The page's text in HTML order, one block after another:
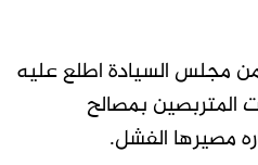
مجلس السيادة اطلع عليه
المتربصين بمصالح
مصيرها الفشل.